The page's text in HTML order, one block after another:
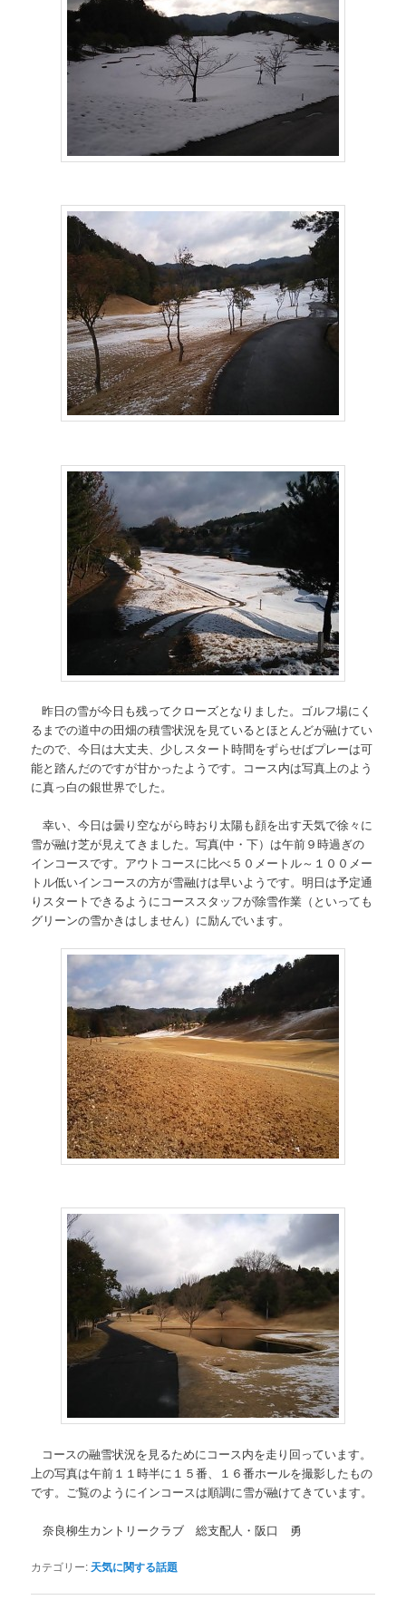
昨日の雪が今日も残ってクローズとなりました。ゴルフ場にく
るまでの道中の田畑の積雪状況を見ているとほとんどが融けてい
たので、今日は大丈夫、少しスタート時間をずらせばプレーは可
能と踏んだのですが甘かったようです。コース内は写真上のよう
に真っ白の銀世界でした。
幸い、今日は曇り空ながら時おり太陽も顔を出す天気で徐々に
雪が融け芝が見えてきました。写真(中・下）は午前９時過ぎの
インコースです。アウトコースに比べ５０メートル～１００メー
トル低いインコースの方が雪融けは早いようです。明日は予定通
りスタートできるようにコーススタッフが除雪作業（といっても
グリーンの雪かきはしません）に励んでいます。
コースの融雪状況を見るためにコース内を走り回っています。
上の写真は午前１１時半に１５番、１６番ホールを撮影したもの
です。ご覧のようにインコースは順調に雪が融けてきています。
奈良柳生カントリークラブ 総支配人・阪口 勇
カテゴリー: 天気に関する話題